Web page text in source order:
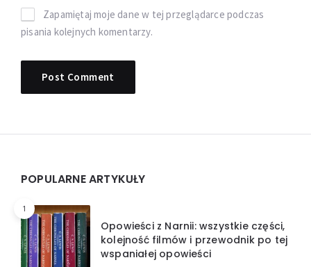
Zapamiętaj moje dane w tej przeglądarce podczas
pisania kolejnych komentarzy.
Widgets
POPULARNE ARTYKUŁY
1
Opowieści z Narnii: wszystkie części,
kolejność filmów i przewodnik po tej
wspaniałej opowieści